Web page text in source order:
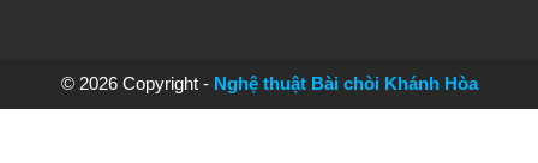
© 2026 Copyright - Nghệ thuật Bài chòi Khánh Hòa